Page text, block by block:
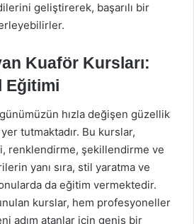
geliştirerek, başarılı bir
Kuaför Kursları:
Eğitimi
hızla değişen güzellik
tutmaktadır. Bu kurslar,
renklendirme, şekillendirme ve
yanı sıra, stil yaratma ve
da eğitim vermektedir.
kurslar, hem profesyoneller
adım atanlar için geniş bir